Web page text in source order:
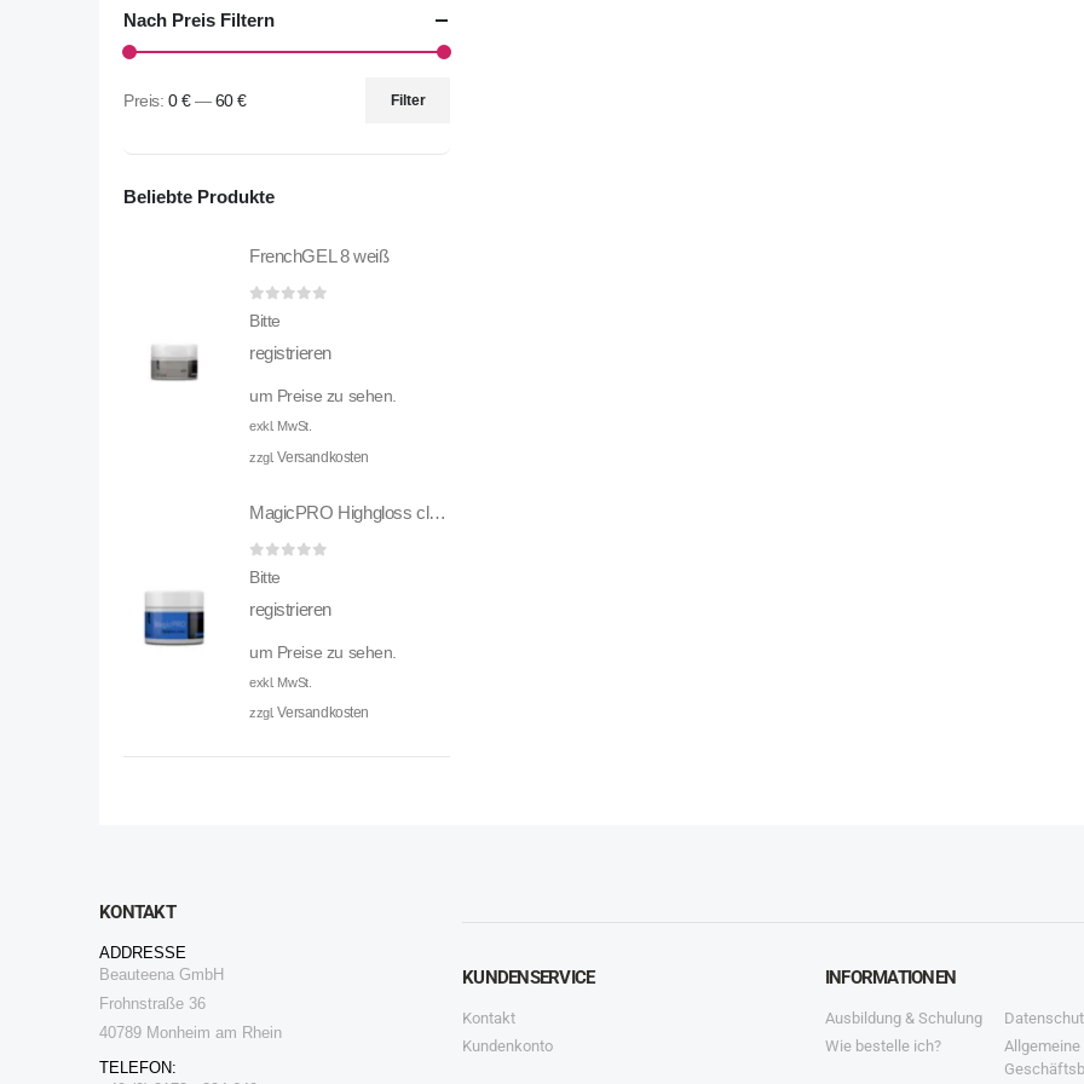
Nach Preis Filtern
Filter
Preis: 0 €—60 €
Beliebte Produkte
FrenchGEL 8 weiß
0out of 5
Bitte
registrieren
um Preise zu sehen.
exkl. MwSt.
zzgl.Versandkosten
MagicPRO Highgloss clear
0out of 5
Bitte
registrieren
um Preise zu sehen.
exkl. MwSt.
zzgl.Versandkosten
KONTAKT
ADDRESSE
Beauteena GmbH
Frohnstraße 36
40789 Monheim am Rhein
TELEFON:
KUNDENSERVICE
Kontakt
Kundenkonto
INFORMATIONEN
Ausbildung & Schulung
Wie bestelle ich?
Allgemeine